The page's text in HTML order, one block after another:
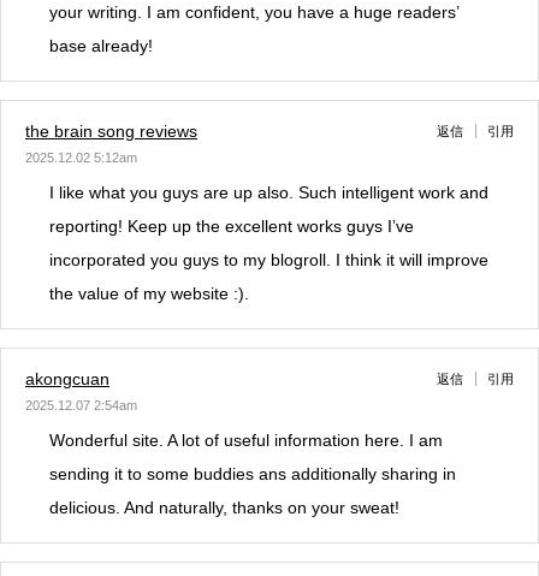
your writing. I am confident, you have a huge readers’
base already!
the brain song reviews
2025.12.02 5:12am
返信 引用
I like what you guys are up also. Such intelligent work and
reporting! Keep up the excellent works guys I’ve
incorporated you guys to my blogroll. I think it will improve
the value of my website :).
akongcuan
2025.12.07 2:54am
返信 引用
Wonderful site. A lot of useful information here. I am
sending it to some buddies ans additionally sharing in
delicious. And naturally, thanks on your sweat!